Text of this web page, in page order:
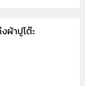
ผ้าปูโต๊ะ